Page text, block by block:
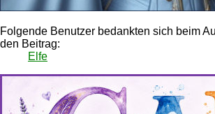
Folgende Benutzer bedankten sich beim
den Beitrag:
Elfe